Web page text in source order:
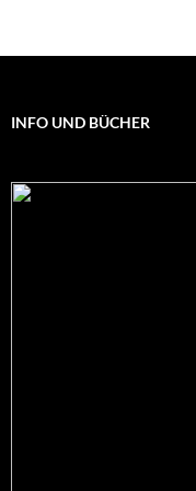
INFO UND BÜCHER